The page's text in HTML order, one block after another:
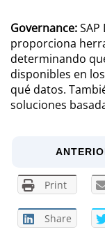
Governance:
proporciona
determinando
disponibles en
qué datos.
soluciones
Print
Share